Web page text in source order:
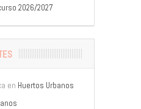
2026/2027
en Huertos Urbanos